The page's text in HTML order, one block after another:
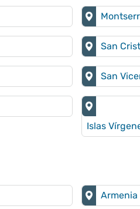
San
San
Islas
Armenia